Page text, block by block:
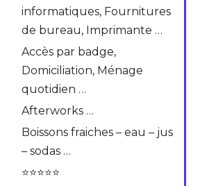
informatiques, Fournitures
de bureau, Imprimante …
Accès par badge,
Domiciliation, Ménage
quotidien …
Afterworks …
Boissons fraiches – eau – jus
– sodas …
⭐⭐⭐⭐⭐